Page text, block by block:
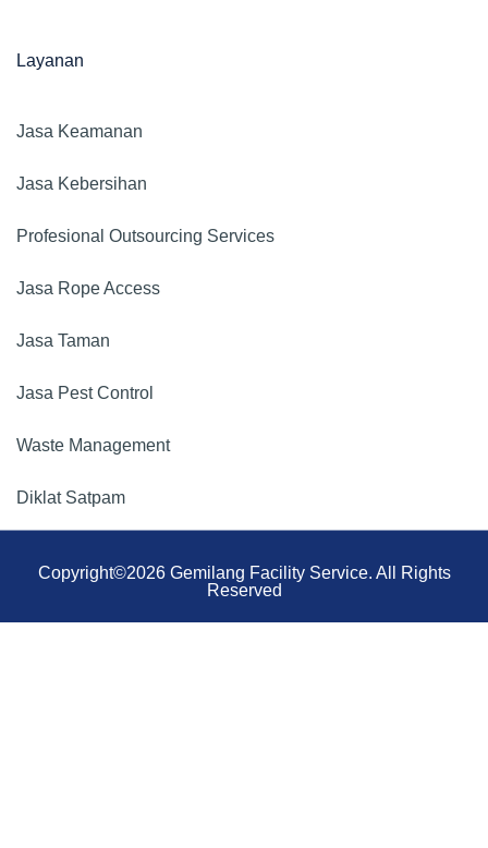
Layanan
Jasa Keamanan​
Jasa Kebersihan
Profesional Outsourcing Services
Jasa Rope Access
Jasa Taman
Jasa Pest Control
Waste Management
Diklat Satpam
Copyright©2026 Gemilang Facility Service. All Rights
Reserved